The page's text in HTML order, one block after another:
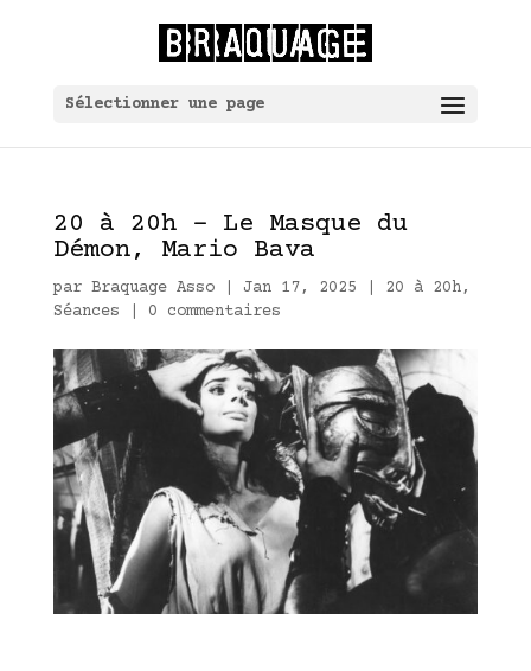
Sélectionner une page
20 à 20h – Le Masque du
Démon, Mario Bava
par Braquage Asso| Jan 17, 2025 20 à 20h,
Séances
0 commentaires